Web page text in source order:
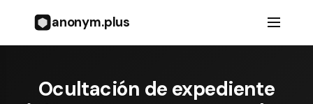
anonym.plus
Ocultación de expediente